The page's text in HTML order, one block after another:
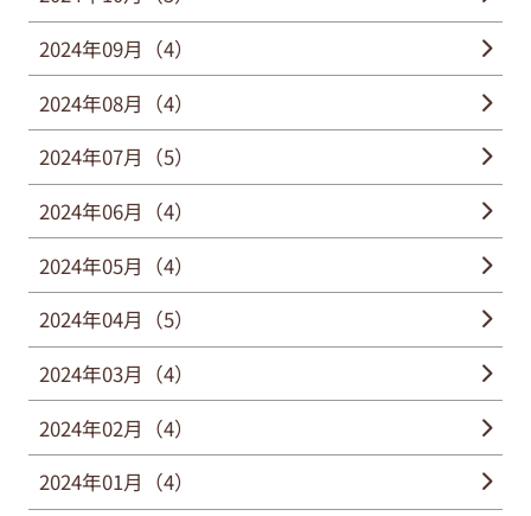
2024年09月（4）
2024年08月（4）
2024年07月（5）
2024年06月（4）
2024年05月（4）
2024年04月（5）
2024年03月（4）
2024年02月（4）
2024年01月（4）